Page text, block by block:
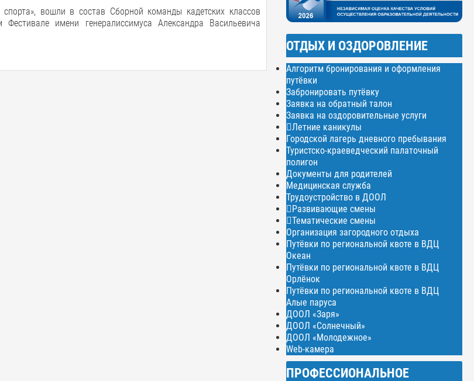
вошли в состав Сборной команды кадетских классов
имени генералиссимуса Александра Васильевича
ОТДЫХ И ОЗДОРОВЛЕНИЕ
Алгоритм бронирования и оформления
путёвки
Забронировать путёвку
Заявка на обратный талон
Заявка на оздоровительные услуги
Летние каникулы
Городской лагерь дневного пребывания
Туристско-краеведческий палаточный
полигон
Документы для родителей
Медицинская служба
Трудоустройство в ДООЛ
Развивающие смены
Тематические смены
Организация загородного отдыха
Путёвки по региональной квоте в ВДЦ
Океан
Путёвки по региональной квоте в ВДЦ
Орлёнок
Путёвки по региональной квоте в ВДЦ
Алые паруса
ДООЛ «Заря»
ДООЛ «Солнечный»
ДООЛ «Молодежное»
Web-камера
ПРОФЕССИОНАЛЬНОЕ